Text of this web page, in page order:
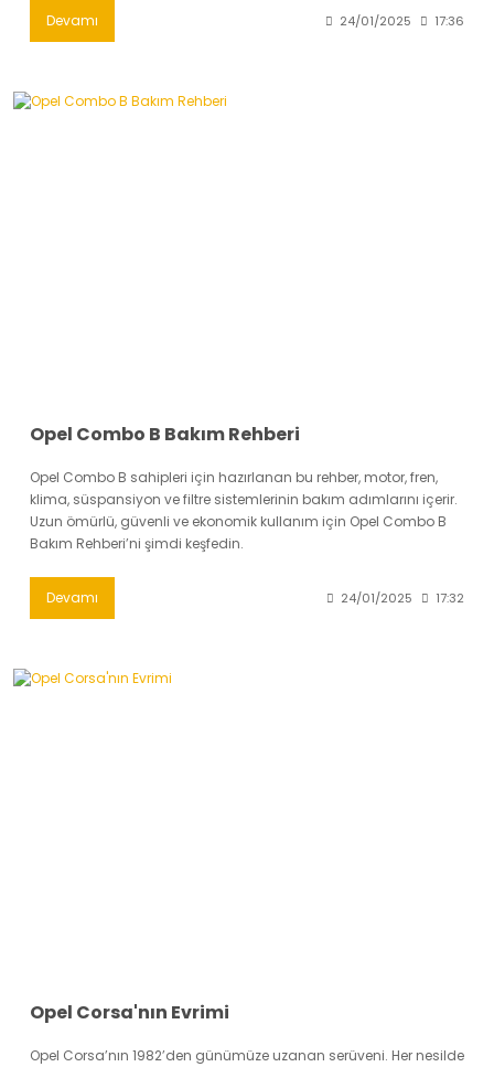
Devamı 24/01/2025 17:36
Opel Combo B Bakım Rehberi
Opel Combo B sahipleri için hazırlanan bu rehber, motor, fren,
klima, süspansiyon ve filtre sistemlerinin bakım adımlarını içerir.
Uzun ömürlü, güvenli ve ekonomik kullanım için Opel Combo B
Bakım Rehberi’ni şimdi keşfedin.
Devamı 24/01/2025 17:32
Opel Corsa'nın Evrimi
Opel Corsa’nın 1982’den günümüze uzanan serüveni. Her nesilde